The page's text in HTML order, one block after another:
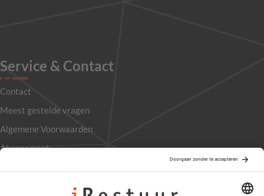
Service & Contact
Contact
Meest gestelde vragen
Algemene Voorwaarden
Abonnement